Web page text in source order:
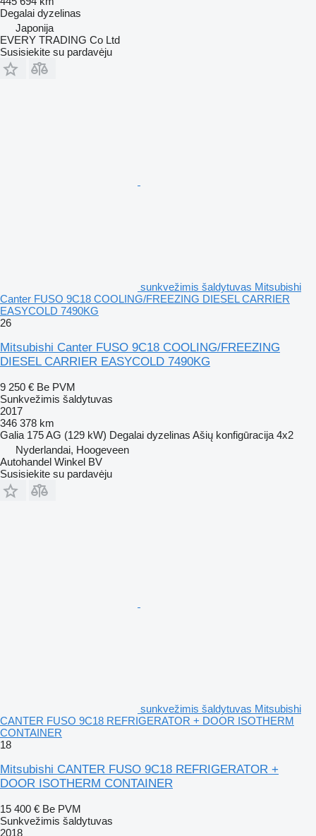
Degalai dyzelinas
Japonija
EVERY TRADING Co Ltd
Susisiekite su pardavėju
sunkvežimis šaldytuvas Mitsubishi
Canter FUSO 9C18 COOLING/FREEZING DIESEL CARRIER
EASYCOLD 7490KG
26
Mitsubishi Canter FUSO 9C18 COOLING/FREEZING
DIESEL CARRIER EASYCOLD 7490KG
9 250 € Be PVM
Sunkvežimis šaldytuvas
2017
346 378 km
Galia 175 AG (129 kW) Degalai dyzelinas Ašių konfigūracija 4x2
Nyderlandai, Hoogeveen
Autohandel Winkel BV
Susisiekite su pardavėju
sunkvežimis šaldytuvas Mitsubishi
CANTER FUSO 9C18 REFRIGERATOR + DOOR ISOTHERM
CONTAINER
18
Mitsubishi CANTER FUSO 9C18 REFRIGERATOR +
DOOR ISOTHERM CONTAINER
15 400 € Be PVM
Sunkvežimis šaldytuvas
2018